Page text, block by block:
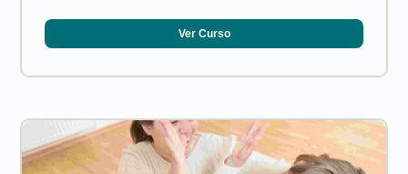
Ver Curso